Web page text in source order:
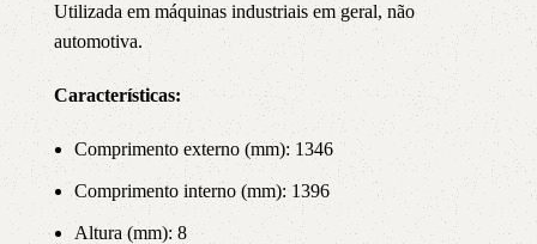
Utilizada em máquinas industriais em geral, não
automotiva.
Características:
Comprimento externo (mm): 1346
Comprimento interno (mm): 1396
Altura (mm): 8